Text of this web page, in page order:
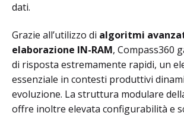
dati.
Grazie all’utilizzo di algoritmi
elaborazione IN-RAM, Compass360
di risposta estremamente rapidi, un
essenziale in contesti produttivi
evoluzione. La struttura modulare
offre inoltre elevata configurabilità e